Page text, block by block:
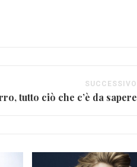
SUCCESSIVO
tutto ciò che c’è da sapere